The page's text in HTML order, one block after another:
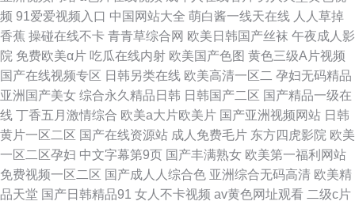
频 91爱爱视频入口 中国网站大全 萌白酱一线天在线 人人草掉
香蕉 操碰在线不卡 青青草综合网 欧美日韩国产丝袜 午夜成人影
院 免费欧美α片 吃瓜在线内射 欧美国产色图 黄色三级A片视频
国产在线视频专区 日韩另类在线 欧美高清一区二 孕妇无码精品
亚洲国产美女 综合永久精品日韩 日韩国产二区 国产精品一级在
线 丁香五月激情综合 欧美a大片欧美片 国产亚洲视频网站 日韩
黄片一区二区 国产在线资源站 成人免费毛片 东方四虎影院 欧美
一区二区孕妇 中文字幕第9页 国产丰满熟女 欧美第一福利网站
免费视频一区二区 国产成人人综合色 亚洲综合无码高清 欧美精
品天堂 国产日韩精品91 女人不卡视频 av黄色网址观看 二级c片